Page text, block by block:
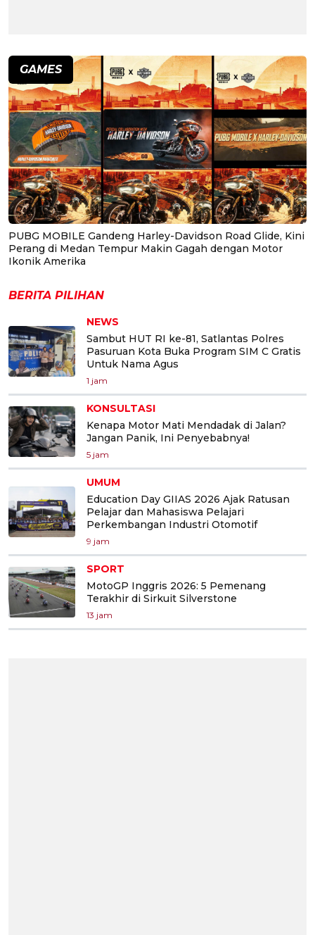
GAMES
PUBG MOBILE Gandeng Harley-Davidson Road Glide, Kini
Perang di Medan Tempur Makin Gagah dengan Motor
Ikonik Amerika
BERITA PILIHAN
NEWS
Sambut HUT RI ke-81, Satlantas Polres
Pasuruan Kota Buka Program SIM C Gratis
Untuk Nama Agus
1 jam
KONSULTASI
Kenapa Motor Mati Mendadak di Jalan?
Jangan Panik, Ini Penyebabnya!
5 jam
UMUM
Education Day GIIAS 2026 Ajak Ratusan
Pelajar dan Mahasiswa Pelajari
Perkembangan Industri Otomotif
9 jam
SPORT
MotoGP Inggris 2026: 5 Pemenang
Terakhir di Sirkuit Silverstone
13 jam